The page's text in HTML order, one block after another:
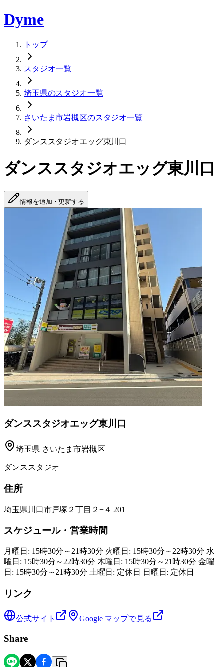
Dyme
トップ
スタジオ一覧
埼玉県のスタジオ一覧
さいたま市岩槻区のスタジオ一覧
ダンススタジオエッグ東川口
ダンススタジオエッグ東川口
情報を追加・更新する
ダンススタジオエッグ東川口
埼玉県 さいたま市岩槻区
ダンススタジオ
住所
埼玉県川口市戸塚２丁目２−４ 201
スケジュール・営業時間
月曜日: 15時30分～21時30分 火曜日: 15時30分～22時30分 水
曜日: 15時30分～22時30分 木曜日: 15時30分～21時30分 金曜
日: 15時30分～21時30分 土曜日: 定休日 日曜日: 定休日
リンク
公式サイト Google マップで見る
Share